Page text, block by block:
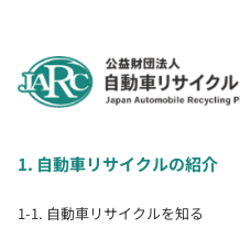
1. 自動車リサイクルの紹介
1-1. 自動車リサイクルを知る